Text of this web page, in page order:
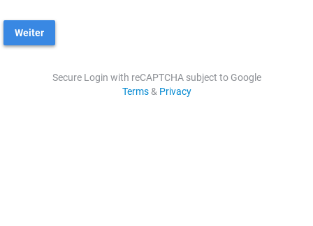
Weiter
Secure Login with reCAPTCHA subject to Google
Terms& Privacy